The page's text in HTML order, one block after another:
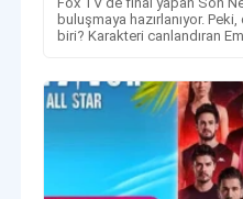
buluşmaya hazırlanıyor.
biri? Karakteri canlandıran